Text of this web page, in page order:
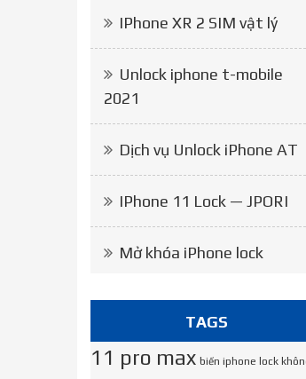
IPhone XR 2 SIM vật lý
Unlock iphone t-mobile
2021
Dịch vụ Unlock iPhone AT
IPhone 11 Lock — JPORI
Mở khóa iPhone lock
TAGS
11 pro max biến iphone lock